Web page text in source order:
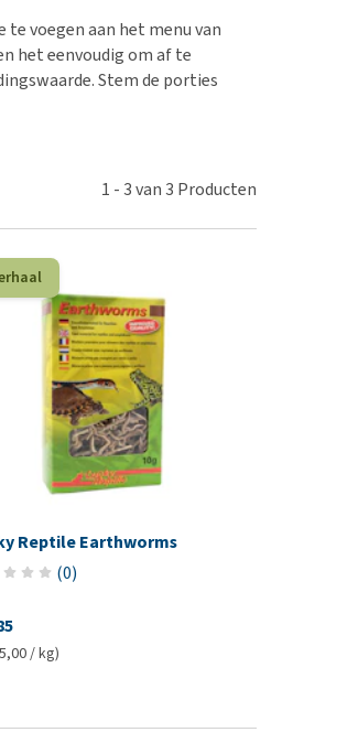
invoegen aan het menu van
het eenvoudig om af te
Stem de porties
1 -3van3 Producten
Reptile Earthworms
(0)
/ kg)